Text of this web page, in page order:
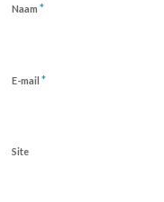
Naam *
E-mail *
Site